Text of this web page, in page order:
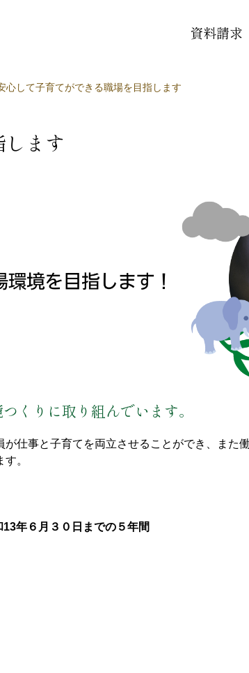
資料請求
心して子育てができる職場を目指します
ます
くりに取り組んでいます。
が仕事と子育てを両立させることができ、また
。
年６月３０日までの５年間